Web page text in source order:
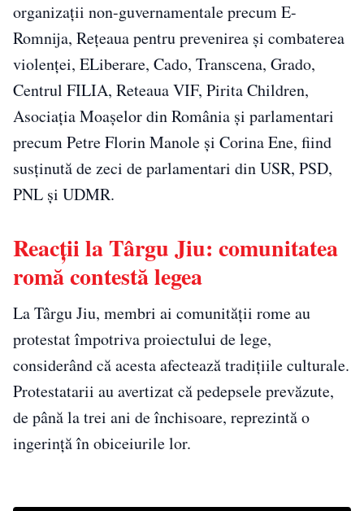
organizații non-guvernamentale precum E-
Romnija, Rețeaua pentru prevenirea și combaterea
violenței, ELiberare, Cado, Transcena, Grado,
Centrul FILIA, Reteaua VIF, Pirita Children,
Asociația Moașelor din România și parlamentari
precum Petre Florin Manole și Corina Ene, fiind
susținută de zeci de parlamentari din USR, PSD,
PNL și UDMR.
Reacții la Târgu Jiu: comunitatea
romă contestă legea
La Târgu Jiu, membri ai comunității rome au
protestat împotriva proiectului de lege,
considerând că acesta afectează tradițiile culturale.
Protestatarii au avertizat că pedepsele prevăzute,
de până la trei ani de închisoare, reprezintă o
ingerință în obiceiurile lor.